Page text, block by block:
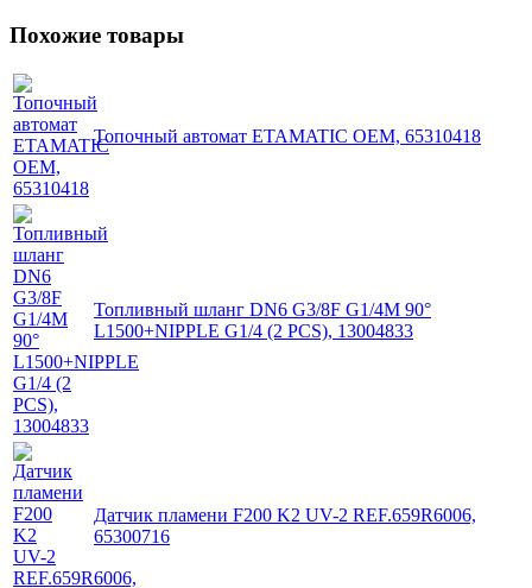
Похожие товары
Топочный автомат ETAMATIC OEM, 65310418
Топливный шланг DN6 G3/8F G1/4M 90°
L1500+NIPPLE G1/4 (2 PCS), 13004833
Датчик пламени F200 K2 UV-2 REF.659R6006,
65300716